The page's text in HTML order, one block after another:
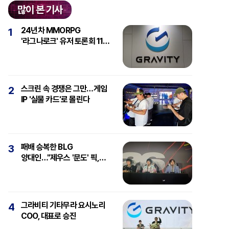
많이 본 기사
1
24년차 MMORPG
'라그나로크' 유저 토론회 11일
2
스크린 속 경쟁은 그만…게임
IP '실물 카드'로 몰린다
3
패배 승복한 BLG
양대인…"제우스 '문도' 픽,
4
그라비티 기타무라 요시노리
COO, 대표로 승진